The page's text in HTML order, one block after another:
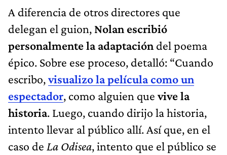
A diferencia de otros directores que
delegan el guion, Nolan escribió
personalmente la adaptación del poema
épico. Sobre ese proceso, detalló: “Cuando
escribo,visualizo la película como un
espectador, como alguien quevive la
historia. Luego, cuando dirijo la historia,
intento llevar al público allí. Así que, en el
caso de La Odisea, intento que el público se